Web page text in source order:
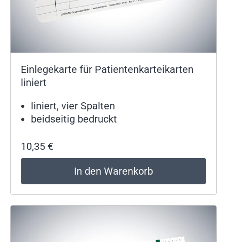
Einlegekarte für Patientenkarteikarten
liniert
liniert, vier Spalten
beidseitig bedruckt
10,35 €
In den Warenkorb